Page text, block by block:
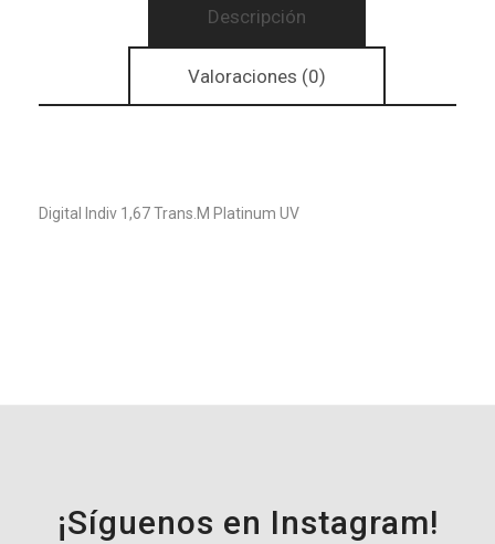
Descripción
Valoraciones (0)
Digital Indiv 1,67 Trans.M Platinum UV
¡Síguenos en Instagram!